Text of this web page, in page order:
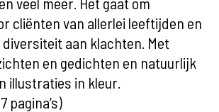
cliënten van allerlei leeftijden en
aan klachten. Met
en gedichten en natuurlijk
illustraties in kleur.
pagina’s)